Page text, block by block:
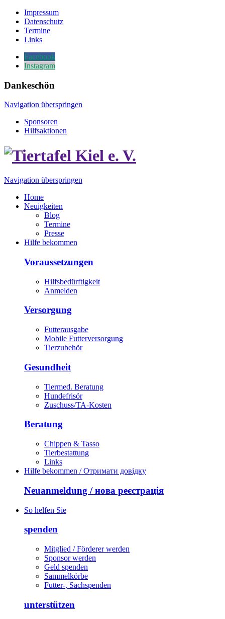
Impressum
Datenschutz
Termine
Links
Facebook
Instagram
Dankeschön
Navigation überspringen
Sponsoren
Hilfsaktionen
Navigation überspringen
Home
Neuigkeiten
Blog
Termine
Presse
Hilfe bekommen
Voraussetzungen
Hilfsbedürftigkeit
Anmelden
Versorgung
Futterausgabe
Mobile Futterversorgung
Tierzubehör
Gesundheit
Tiermed. Beratung
Hundefrisör
Zuschuss/TA-Kosten
Beratung
Chippen & Tasso
Tierbestattung
Links
Hilfe bekommen / Отримати довідку
Neuanmeldung / нова реєстрація
So helfen Sie
spenden
Mitglied / Förderer werden
Sponsor werden
Geld spenden
Sammelkörbe
Futter-, Sachspenden
unterstützen